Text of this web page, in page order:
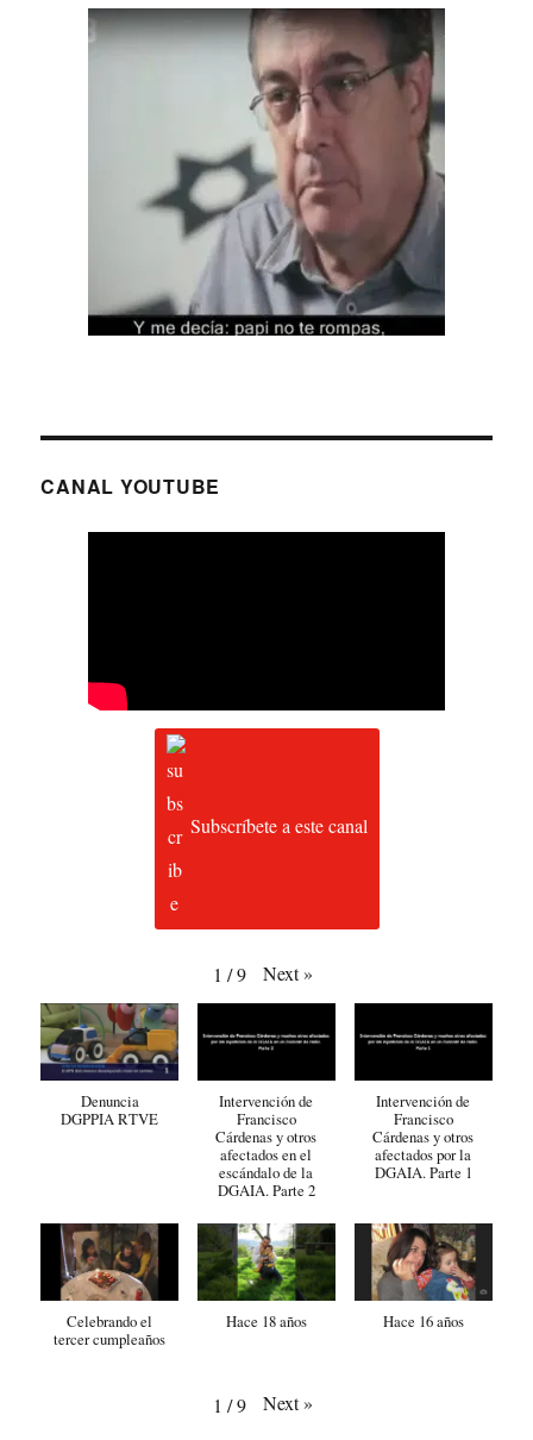
CANAL YOUTUBE
Subscríbete a este canal
1 /9 Next»
Denuncia
DGPPIA RTVE
Intervención de
Francisco
Cárdenas y otros
afectados en el
escándalo de la
DGAIA. Parte 2
Intervención de
Francisco
Cárdenas y otros
afectados por la
DGAIA. Parte 1
Celebrando el
tercer cumpleaños
Hace 18 años Hace 16 años
1 /9 Next»